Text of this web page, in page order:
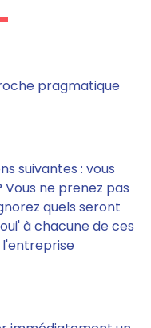
pragmatique
suivantes : vous
ne prenez pas
quels seront
à chacune de ces
l'entreprise